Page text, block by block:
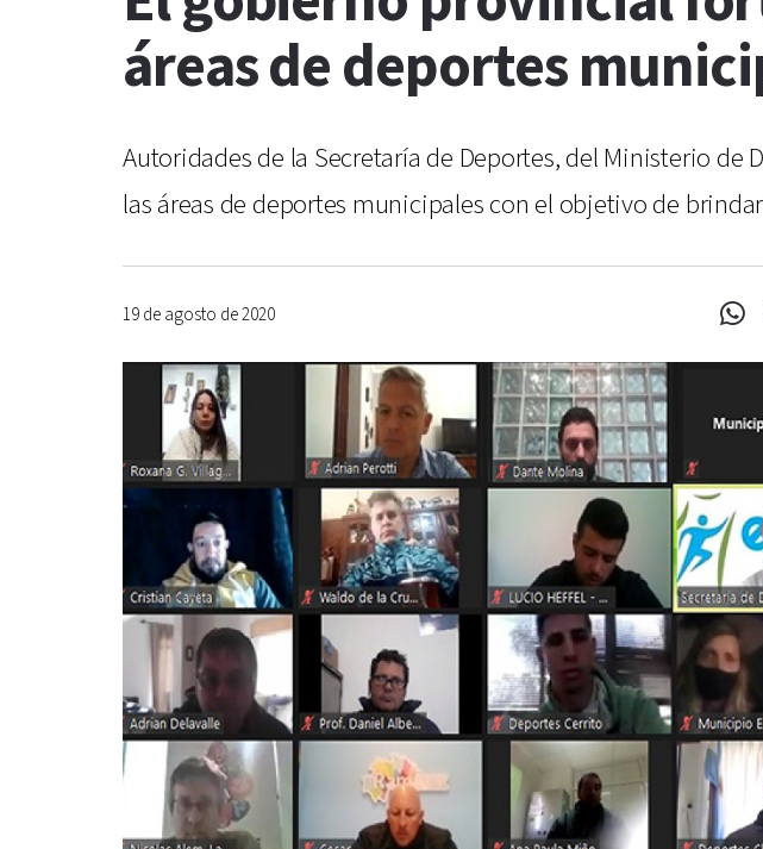
áreas de deportes
Autoridades de la Secretaría de Deportes, del Ministerio
las áreas de deportes municipales con el objetivo de
19 de agosto de 2020